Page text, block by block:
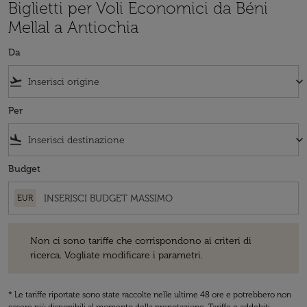
Biglietti per Voli Economici da Béni
Mellal a Antiochia
Da
flight_takeoff keyboard_arrow_down
Per
flight_land keyboard_arrow_down
Budget
EUR
Non ci sono tariffe che corrispondono ai criteri di
ricerca. Vogliate modificare i parametri.
* Le tariffe riportate sono state raccolte nelle ultime 48 ore e potrebbero non